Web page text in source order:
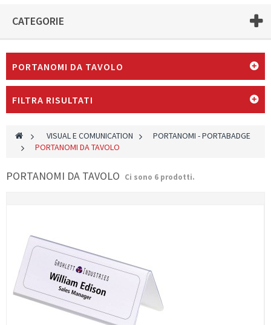
CATEGORIE
PORTANOMI DA TAVOLO
FILTRA RISULTATI
> VISUAL E COMUNICATION >
PORTANOMI - PORTABADGE
>
PORTANOMI DA TAVOLO
PORTANOMI DA TAVOLO Ci sono 6 prodotti.